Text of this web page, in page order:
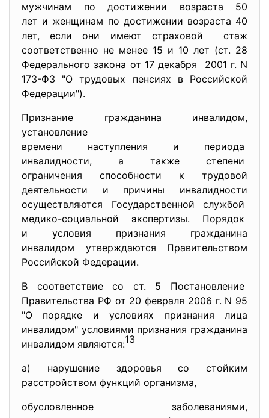
мужчинам по достижении возраста 50
лет и женщинам по достижении возраста 40
лет, если они имеют страховой стаж
соответственно не менее 15 и 10 лет (ст. 28
Федерального закона от 17 декабря 2001 г. N
173-ФЗ "О трудовых пенсиях в Российской
Федерации").
Признание гражданина инвалидом,
установление
времени наступления и периода
инвалидности, а также степени
ограничения способности к трудовой
деятельности и причины инвалидности
осуществляются Государственной службой
медико-социальной экспертизы. Порядок
и условия признания гражданина
инвалидом утверждаются Правительством
Российской Федерации.
В соответствие со ст. 5 Постановление
Правительства РФ от 20 февраля 2006 г. N 95
"О порядке и условиях признания лица
инвалидом" условиями признания гражданина
инвалидом являются:13
а) нарушение здоровья со стойким
расстройством функций организма,
обусловленное заболеваниями,